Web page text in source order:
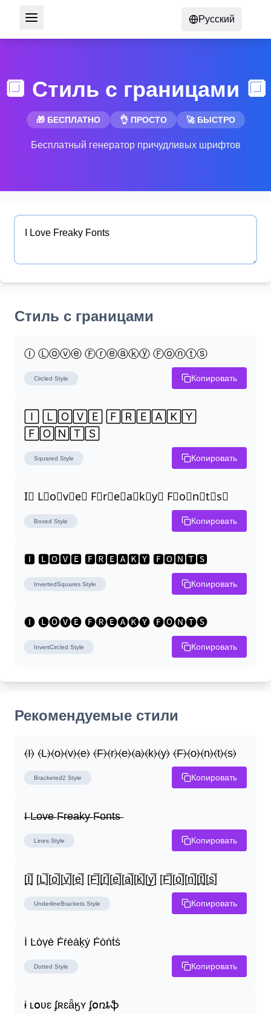
Русский
🔲 Стиль с границами 🔲
🎁 БЕСПЛАТНО 👌 ПРОСТО 🚀 БЫСТРО
Бесплатный генератор причудливых шрифтов
Стиль с границами
Ⓘ Ⓛⓞⓥⓔ Ⓕⓡⓔⓐⓚⓨ Ⓕⓞⓝⓣⓢ
Circled Style Копировать
🄸 🄻🄾🅅🄴 🄵🅁🄴🄰🄺🅈
🄵🄾🄽🅃🅂
Squared Style Копировать
I⃣ L⃣o⃣v⃣e⃣ F⃣r⃣e⃣a⃣k⃣y⃣ F⃣o⃣n⃣t⃣s⃣
Boxed Style Копировать
🅸 🅻🅾🆅🅴 🅵🆁🅴🅰🅺🆈 🅵🅾🅽🆃🆂
InvertedSquares Style Копировать
🅘 🅛🅞🅥🅔 🅕🅡🅔🅐🅚🅨 🅕🅞🅝🅣🅢
InvertCircled Style Копировать
Рекомендуемые стили
⦑I⦒ ⦑L⦒⦑o⦒⦑v⦒⦑e⦒ ⦑F⦒⦑r⦒⦑e⦒⦑a⦒⦑k⦒⦑y⦒ ⦑F⦒⦑o⦒⦑n⦒⦑t⦒⦑s⦒
Bracketed2 Style Копировать
I̶ L̶o̶v̶e̶ F̶r̶e̶a̶k̶y̶ F̶o̶n̶t̶s̶
Lines Style Копировать
[I̲̅] [L̲̅][o̲̅][v̲̅][e̲̅] [F̲̅][r̲̅][e̲̅][a̲̅][k̲̅][y̲̅] [F̲̅][o̲̅][n̲̅][t̲̅][s̲̅]
UnderlineBrackets Style Копировать
İ Ŀȯṿė Ḟṙėȧḳẏ Ḟȯṅṫṡ
Dotted Style Копировать
ɨ ʟօʋɛ ʄʀɛǟӄʏ ʄօռȶֆ